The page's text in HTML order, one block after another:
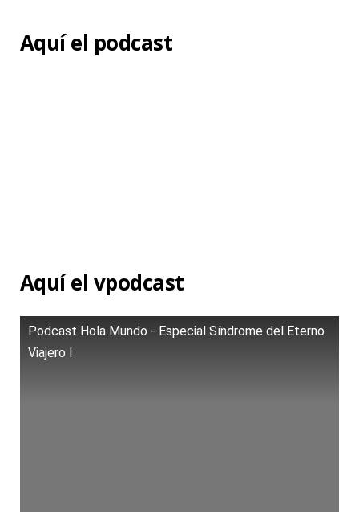
Aquí el podcast
Aquí el vpodcast
Podcast Hola Mundo - Especial Síndrome del Eterno
Viajero I